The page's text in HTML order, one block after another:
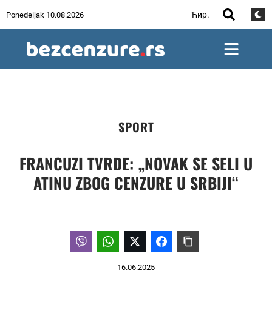
Ponedeljak 10.08.2026 Ћир.
SPORT
FRANCUZI TVRDE: „NOVAK SE SELI U
ATINU ZBOG CENZURE U SRBIJI“
16.06.2025